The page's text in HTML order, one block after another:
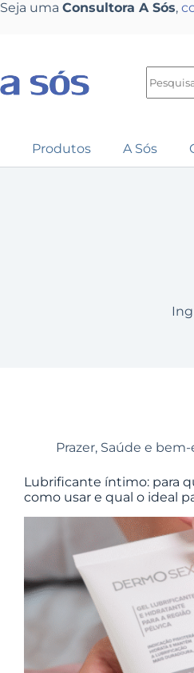
Seja uma Consultora A Sós,
Produtos A Sós
Prazer, Saúde e
Lubrificante íntimo: para
como usar e qual o ideal